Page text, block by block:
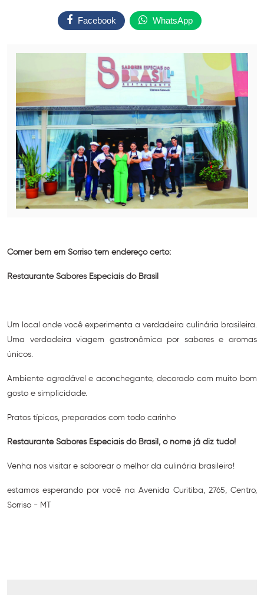
Facebook WhatsApp
Comer bem em Sorriso tem endereço certo:
Restaurante Sabores Especiais do Brasil
Um local onde você experimenta a verdadeira culinária brasileira.
Uma verdadeira viagem gastronômica por sabores e aromas
únicos.
Ambiente agradável e aconchegante, decorado com muito bom
gosto e simplicidade.
Pratos típicos, preparados com todo carinho
Restaurante Sabores Especiais do Brasil, o nome já diz tudo!
Venha nos visitar e saborear o melhor da culinária brasileira!
estamos esperando por você na Avenida Curitiba, 2765, Centro,
Sorriso - MT